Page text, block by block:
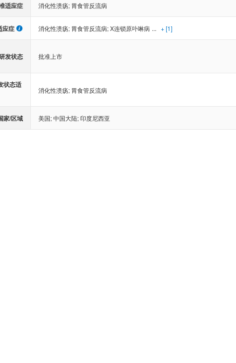
适应症 消化性溃疡; 胃食管反流病
应症 消化性溃疡; 胃食管反流病;X连锁原卟啉病 ... + [1]
发状态 批准上市
状态适
消化性溃疡; 胃食管反流病
家/区域 美国;中国大陆;印度尼西亚